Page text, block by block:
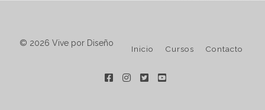
© 2026 Vive por Diseño
Inicio Cursos Contacto